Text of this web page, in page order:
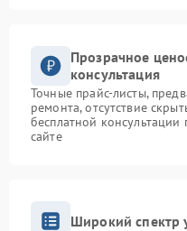
Прозрачное
консультация
Точные прайс-листы,
ремонта, отсутствие
бесплатной
сайте
Широкий спектр